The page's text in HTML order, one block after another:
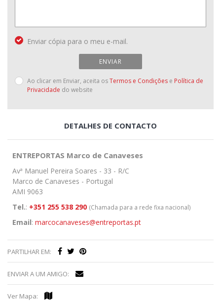
Enviar cópia para o meu e-mail.
ENVIAR
Ao clicar em Enviar, aceita osTermos e Condições e Política de
Privacidade do website
DETALHES DE CONTACTO
ENTREPORTAS Marco de Canaveses
Avª Manuel Pereira Soares - 33 - R/C
Marco de Canaveses - Portugal
AMI 9063
Tel.: +351 255 538 290 (Chamada para a rede fixa nacional)
Email: marcocanaveses@entreportas.pt
PARTILHAR EM:
ENVIAR A UM AMIGO:
Ver Mapa: